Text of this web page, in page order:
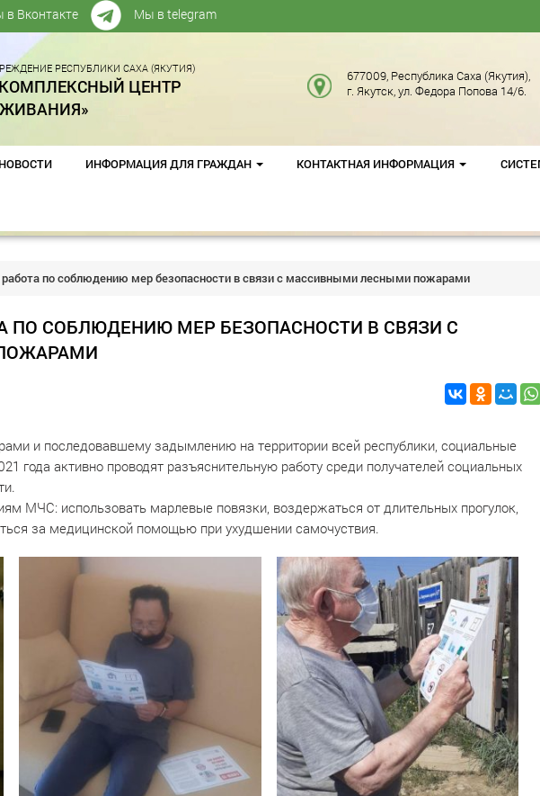
Вконтакте Мы в telegram
РЕСПУБЛИКИ САХА (ЯКУТИЯ)
ЦЕНТР
677009, Республика Саха (Якутия),
г. Якутск, ул. Федора Попова 14/6.
НОВОСТИ ИНФОРМАЦИЯ ДЛЯ ГРАЖДАН КОНТАКТНАЯ ИНФОРМАЦИЯ
работа по соблюдению мер безопасности в связи с массивными лесными пожарами
ПО СОБЛЮДЕНИЮ МЕР БЕЗОПАСНОСТИ В СВЯЗИ С
и последовавшему задымлению на территории всей республики, социальные
года активно проводят разъяснительную работу среди получателей социальных
МЧС: использовать марлевые повязки, воздержаться от длительных прогулок,
за медицинской помощью при ухудшении самочуствия.